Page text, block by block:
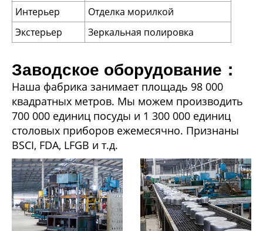
Интерьер
Отделка морилкой
Экстерьер
Зеркальная полировка
Заводское оборудование：
Наша фабрика занимает площадь 98 000
квадратных метров. Мы можем производить
700 000 единиц посуды и 1 300 000 единиц
столовых приборов ежемесячно. Признаны
BSCI, FDA, LFGB и т.д.